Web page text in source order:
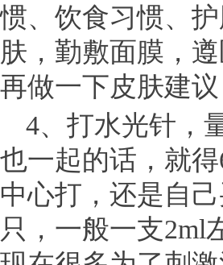
惯、饮食习惯、
肤，勤敷面膜，
再做一下皮肤建
4、打水光针，
也一起的话，就
中心打，还是自
只，一般一支2ml